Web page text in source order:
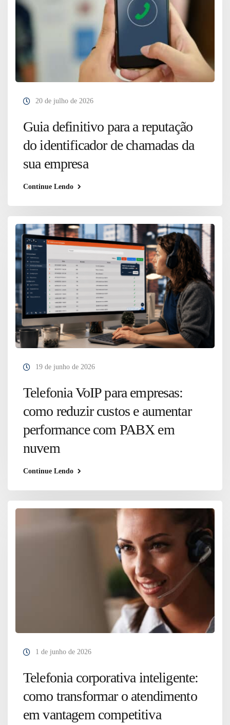
20 de julho de 2026
Guia definitivo para a reputação
do identificador de chamadas da
sua empresa
Continue Lendo
19 de junho de 2026
Telefonia VoIP para empresas:
como reduzir custos e aumentar
performance com PABX em
nuvem
Continue Lendo
1 de junho de 2026
Telefonia corporativa inteligente:
como transformar o atendimento
em vantagem competitiva